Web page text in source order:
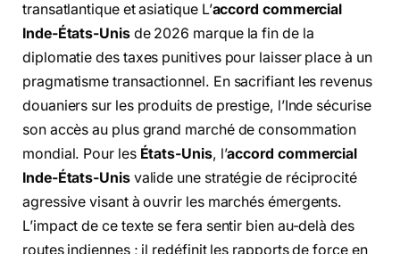
transatlantique et asiatique L’accord commercial
Inde-États-Unisde 2026 marque la fin de la
diplomatie des taxes punitives pour laisser place à un
pragmatisme transactionnel. En sacrifiant les revenus
douaniers sur les produits de prestige, l’Inde sécurise
son accès au plus grand marché de consommation
mondial. Pour les États-Unis, l’accord commercial
Inde-États-Unisvalide une stratégie de réciprocité
agressive visant à ouvrir les marchés émergents.
L’impact de ce texte se fera sentir bien au-delà des
routes indiennes ; il redéfinit les rapports de force en